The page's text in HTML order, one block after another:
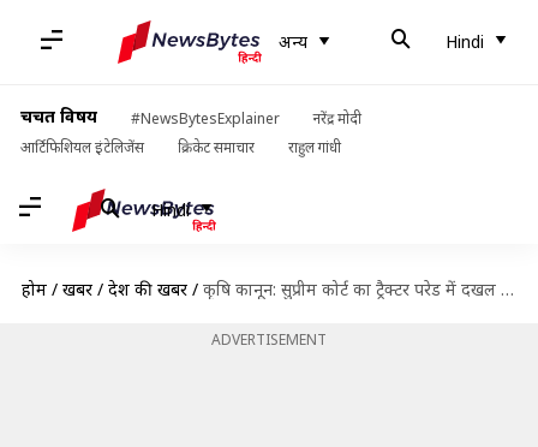
अन्य Hindi
चर्चित विषय #NewsBytesExplainer
नरेंद्र मोदी
आर्टिफिशियल इंटेलिजेंस
क्रिकेट समाचार राहुल गांधी
Hindi
होम / खबरें / देश की खबरें / कृषि कानून: सुप्रीम कोर्ट का ट्रैक्टर परेड में दखल देने से फिर इनकार
ADVERTISEMENT